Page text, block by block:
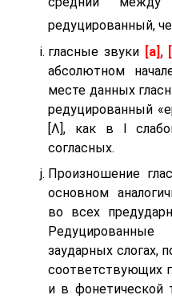
редуцированный,
гласные звуки [а],
абсолютном
месте данных
редуцированный
[Λ], как в I
согласных.
Произношение
основном
во всех
заударных слогах,
соответствующих
и в фонетической